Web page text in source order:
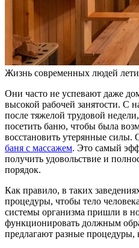
Жизнь современных людей
Они часто не успевают даже
высокой рабочей занятости. С
после тяжелой трудовой
посетить баню, чтобы была
восстановить утерянные
баня с массажем. Это самый
получить удовольствие и
порядок.
Как правило, в таких
процедуры, чтобы тело
системы организма пришли в
функционировать должным
предлагают разные процедуры,